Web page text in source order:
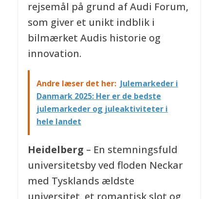
rejsemål på grund af Audi Forum,
som giver et unikt indblik i
bilmærket Audis historie og
innovation.
Andre læser det her: Julemarkeder i
Danmark 2025: Her er de bedste
julemarkeder og juleaktiviteter i
hele landet
Heidelberg – En stemningsfuld
universitetsby ved floden Neckar
med Tysklands ældste
universitet, et romantisk slot og